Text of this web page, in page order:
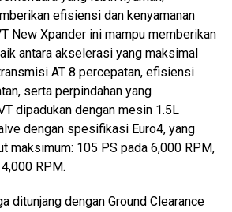
efisiensi dan kenyamanan
New Xpander ini mampu memberikan
antara akselerasi yang maksimal
AT 8 percepatan, efisiensi
serta perpindahan yang
dipadukan dengan mesin 1.5L
dengan spesifikasi Euro4, yang
maksimum: 105 PS pada 6,000 RPM,
RPM.
ditunjang dengan Ground Clearance